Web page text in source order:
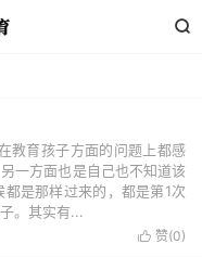

教育孩子方面的问题上都感
一方面也是自己也不知道该
是那样过来的，都是第1次
。其实有...
 赞(0)